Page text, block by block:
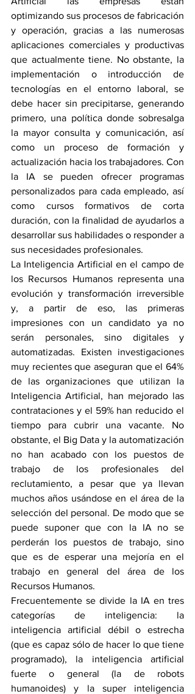
optimizando sus procesos de fabricación
y operación, gracias a las numerosas
aplicaciones comerciales y productivas
que actualmente tiene. No obstante, la
implementación o introducción de
tecnologías en el entorno laboral, se
debe hacer sin precipitarse, generando
primero, una política donde sobresalga
la mayor consulta y comunicación, así
como un proceso de formación y
actualización hacia los trabajadores. Con
la IA se pueden ofrecer programas
personalizados para cada empleado, así
como cursos formativos de corta
duración, con la finalidad de ayudarlos a
desarrollar sus habilidades o responder a
sus necesidades profesionales.
La Inteligencia Artificial en el campo de
los Recursos Humanos representa una
evolución y transformación irreversible
y, a partir de eso, las primeras
impresiones con un candidato ya no
serán personales, sino digitales y
automatizadas. Existen investigaciones
muy recientes que aseguran que el 64%
de las organizaciones que utilizan la
Inteligencia Artificial, han mejorado las
contrataciones y el 59% han reducido el
tiempo para cubrir una vacante. No
obstante, el Big Data y la automatización
no han acabado con los puestos de
trabajo de los profesionales del
reclutamiento, a pesar que ya llevan
muchos años usándose en el área de la
selección del personal. De modo que se
puede suponer que con la IA no se
perderán los puestos de trabajo, sino
que es de esperar una mejoría en el
trabajo en general del área de los
Recursos Humanos.
Frecuentemente se divide la IA en tres
categorías de inteligencia: la
inteligencia artificial débil o estrecha
(que es capaz sólo de hacer lo que tiene
programado), la inteligencia artificial
fuerte o general (la de robots
humanoides) y la super inteligencia